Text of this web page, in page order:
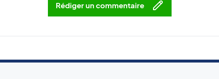
Rédiger un commentaire